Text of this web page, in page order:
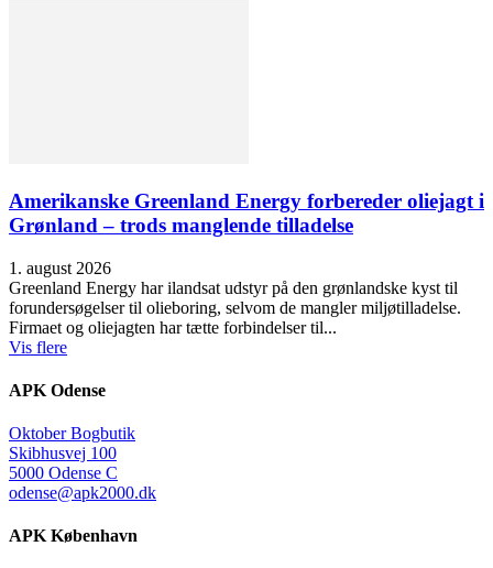
Amerikanske Greenland Energy forbereder oliejagt i
Grønland – trods manglende tilladelse
1. august 2026
Greenland Energy har ilandsat udstyr på den grønlandske kyst til
forundersøgelser til olieboring, selvom de mangler miljøtilladelse.
Firmaet og oliejagten har tætte forbindelser til...
Vis flere
APK Odense
Oktober Bogbutik
Skibhusvej 100
5000 Odense C
odense@apk2000.dk
APK København